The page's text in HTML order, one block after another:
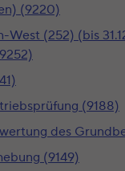
(9220)
West (252) (bis
(9188)
des
(9149)